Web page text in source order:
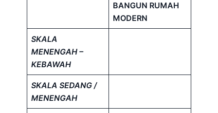
BANGUN RUMAH
MODERN
SKALA
MENENGAH –
KEBAWAH
SKALA SEDANG /
MENENGAH